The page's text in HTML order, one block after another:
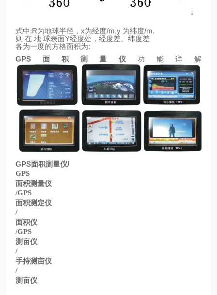
式中:R为地球半径， x为经度/m,y 为纬度/m.
则 在 地 球表面Y经度处，经度差、纬度差
各为一度的方格面积为:
GPS 面积测量仪 功能详解
GPS面积测量仪/
GPS
面积测量仪
/GPS
面积测定仪
/
面积仪
/GPS
测亩仪
/
手持测亩仪
/
测亩仪